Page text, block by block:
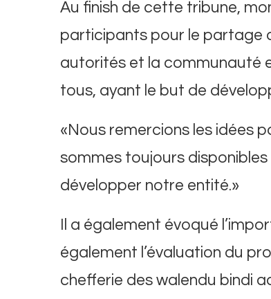
Au finish de cette tribune,
participants pour le partage
autorités et la communauté
tous, ayant le but de
«Nous remercions les idées
sommes toujours
développer notre entité.»
Il a également évoqué
également l’évaluation du
chefferie des walendu bindi